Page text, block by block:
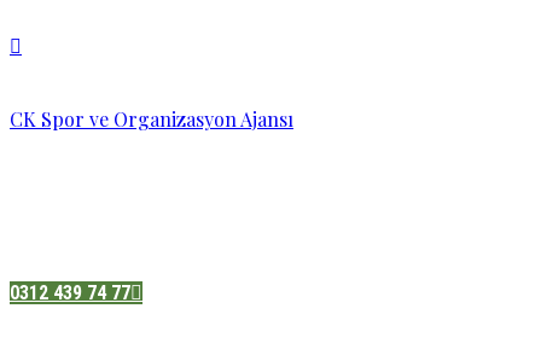
CK Spor ve Organizasyon Ajansı
0312 439 74 77